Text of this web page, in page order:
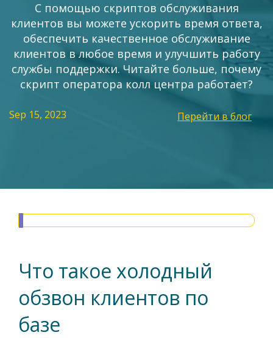
С помощью скриптов обслуживания
клиентов вы можете ускорить время ответа,
обеспечить качественное обслуживание
клиентов в любое время и улучшить работу
службы поддержки. Читайте больше, почему
скрипт оператора колл центра работает?
Sep 15, 2023 Перейти в блог
Что такое холодный
обзвон клиентов по
базе